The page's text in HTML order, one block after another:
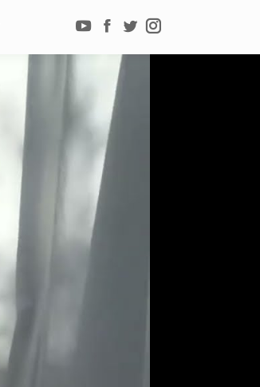
YouTube
Facebook
TwitterInstagram